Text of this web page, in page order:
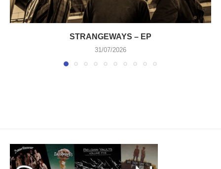
STRANGEWAYS – EP
31/07/2026